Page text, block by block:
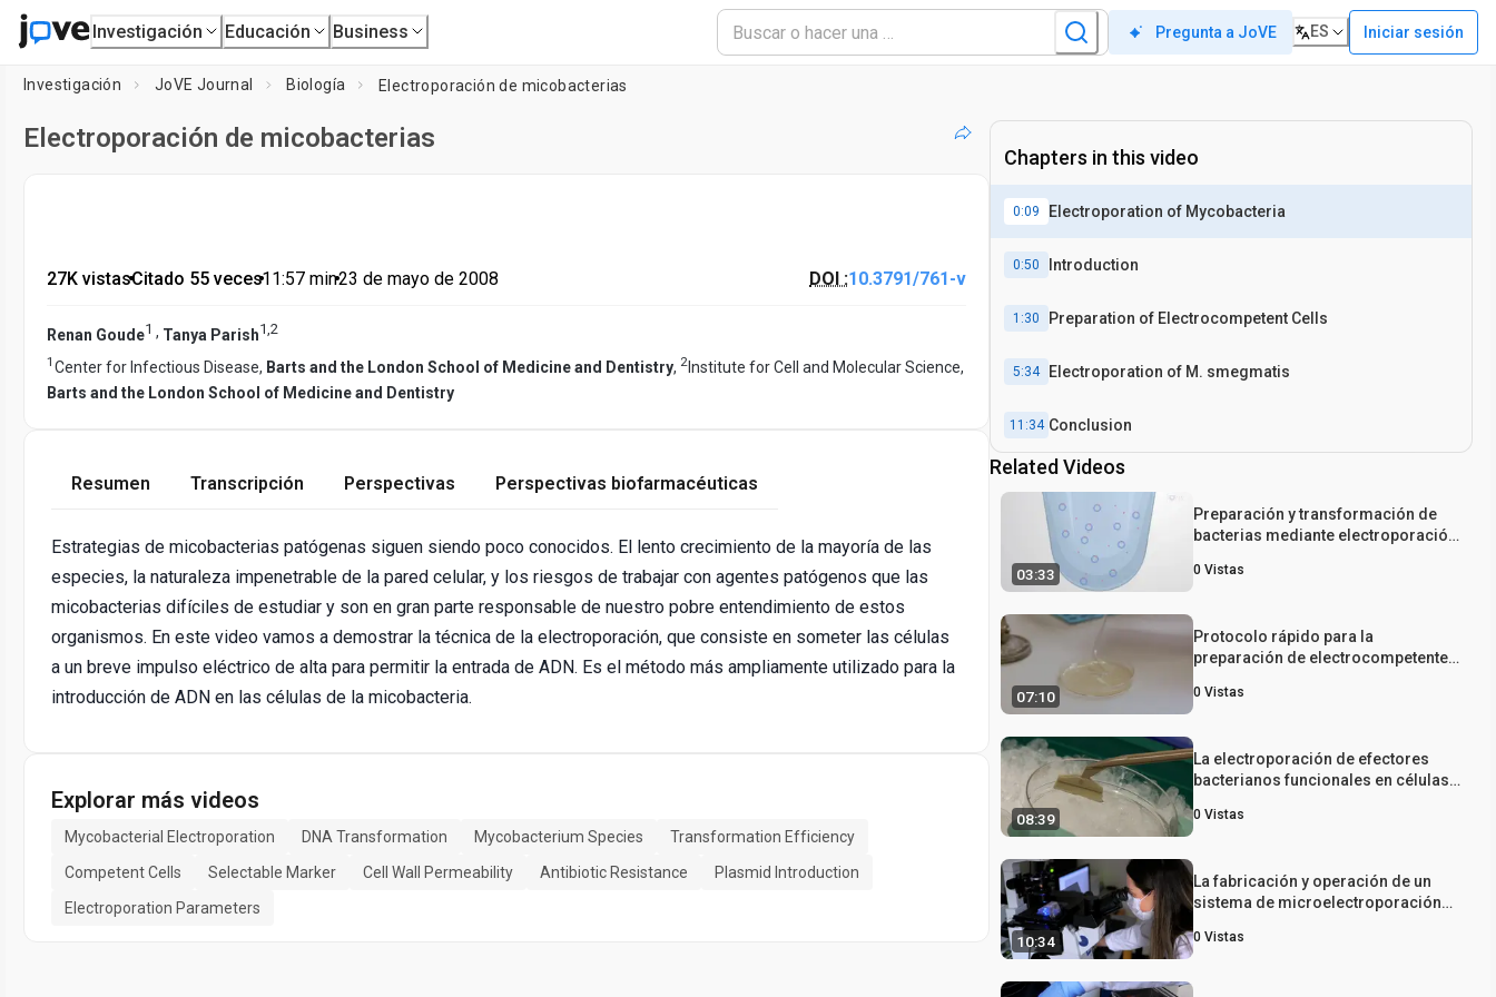
Investigación Educación Business Pregunta a JoVE ES Iniciar sesión
Investigación JoVE Journal Biología Electroporación de micobacterias
Electroporación de micobacterias
27K vistas•Citado 55 veces•11:57 min•23 de mayo de 2008 DOI :10.3791/761-v
Renan Goude1 , Tanya Parish1,2
1 Center for Infectious Disease, Barts and the London School of Medicine and Dentistry, 2 Institute for Cell and Molecular Science,
Barts and the London School of Medicine and Dentistry
Resumen Transcripción Perspectivas Perspectivas biofarmacéuticas
Estrategias de micobacterias patógenas siguen siendo poco conocidos. El lento crecimiento de la mayoría de las
especies, la naturaleza impenetrable de la pared celular, y los riesgos de trabajar con agentes patógenos que las
micobacterias difíciles de estudiar y son en gran parte responsable de nuestro pobre entendimiento de estos
organismos. En este video vamos a demostrar la técnica de la electroporación, que consiste en someter las células
a un breve impulso eléctrico de alta para permitir la entrada de ADN. Es el método más ampliamente utilizado para la
introducción de ADN en las células de la micobacteria.
Explorar más videos
Mycobacterial Electroporation DNA Transformation Mycobacterium Species
Transformation Efficiency
Competent Cells
Selectable Marker Cell Wall Permeability Antibiotic Resistance
Plasmid Introduction
Electroporation Parameters
Chapters in this video
0:09 Electroporation of Mycobacteria
0:50 Introduction
1:30 Preparation of Electrocompetent Cells
5:34 Electroporation of M. smegmatis
11:34 Conclusion
Related Videos
03:33
Preparación y transformación de
bacterias mediante electroporación
0 Vistas
07:10
Protocolo rápido para la
preparación de electrocompetentes
0 Vistas
08:39
La electroporación de efectores
bacterianos funcionales en células
0 Vistas
10:34
La fabricación y operación de un
sistema de microelectroporación
permeabilización
0 Vistas